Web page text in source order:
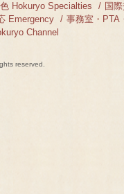
Hokuryo Specialties 国
Emergency 事務室・PTA
Channel
reserved.